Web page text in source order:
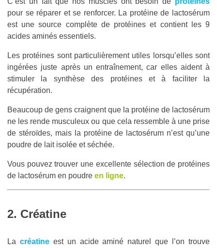
pour se réparer et se renforcer. La protéine de lactosérum
est une source complète de protéines et contient les 9
acides aminés essentiels.
Les protéines sont particulièrement utiles lorsqu’elles sont
ingérées juste après un entraînement, car elles aident à
stimuler la synthèse des protéines et à faciliter la
récupération.
Beaucoup de gens craignent que la protéine de lactosérum
ne les rende musculeux ou que cela ressemble à une prise
de stéroïdes, mais la protéine de lactosérum n’est qu’une
poudre de lait isolée et séchée.
Vous pouvez trouver une excellente sélection de protéines
de lactosérum en poudre en ligne.
2. Créatine
La créatineest un acide aminé naturel que l’on trouve